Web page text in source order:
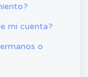
mi cuenta?
o